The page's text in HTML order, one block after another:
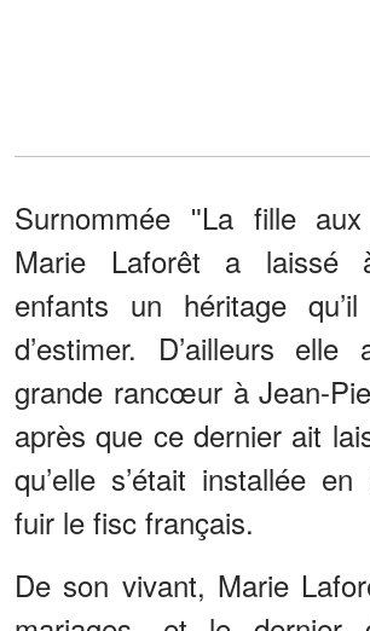
Surnommée ʺLa fille aux
Marie Laforêt a laissé
enfants un héritage
d’estimer. D’ailleurs
grande rancœur à Jean-
après que ce dernier ait
qu’elle s’était installée
fuir le fisc français.
De son vivant, Marie